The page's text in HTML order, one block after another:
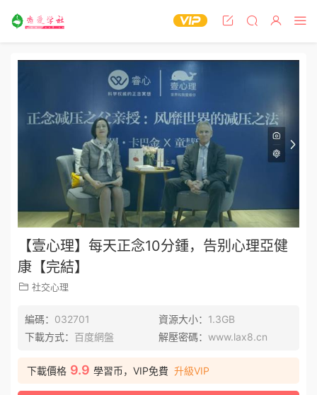
【壹心理】每天正念10分鍾，告别心理亞健
康【完結】
社交心理
編碼： 032701 資源大小： 1.3GB
下載方式： 百度網盤 解壓密碼： www.lax8.cn
下載價格 9.9 學習币，VIP免費 升級VIP